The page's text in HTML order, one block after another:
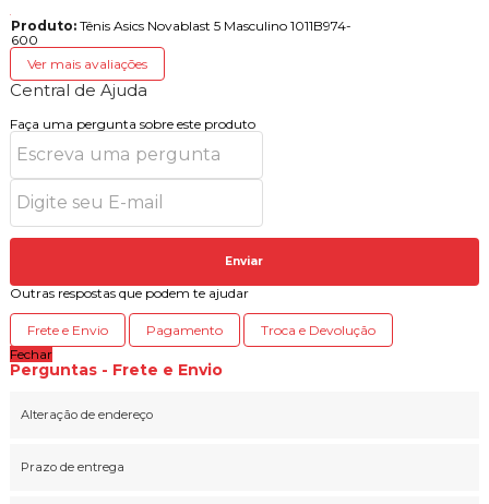
Produto:Tênis Asics Novablast 5 Masculino 1011B974-
600
Ver mais avaliações
Central de Ajuda
Faça uma pergunta sobre este produto
Enviar
Outras respostas que podem te ajudar
Frete e Envio Pagamento
Troca e Devolução
Fechar
Perguntas - Frete e Envio
Alteração de endereço
Prazo de entrega